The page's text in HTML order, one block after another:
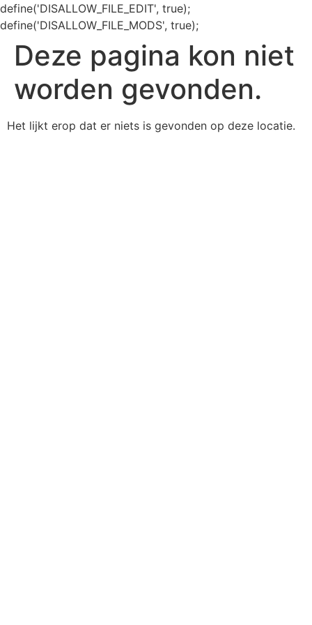
define('DISALLOW_FILE_EDIT', true);
define('DISALLOW_FILE_MODS', true);
Deze pagina kon niet
worden gevonden.
Het lijkt erop dat er niets is gevonden op deze locatie.